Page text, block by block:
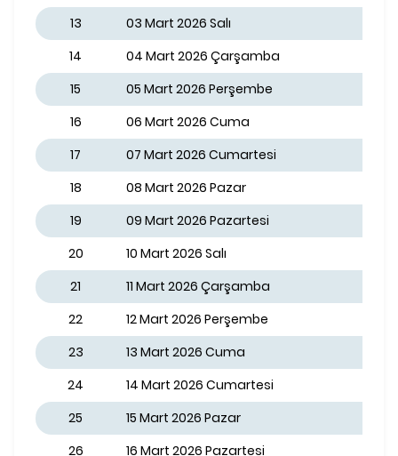
13
03 Mart 2026 Salı
14
04 Mart 2026 Çarşamba
15
05 Mart 2026 Perşembe
16
06 Mart 2026 Cuma
17
07 Mart 2026 Cumartesi
18
08 Mart 2026 Pazar
19
09 Mart 2026 Pazartesi
20
10 Mart 2026 Salı
21
11 Mart 2026 Çarşamba
22
12 Mart 2026 Perşembe
23
13 Mart 2026 Cuma
24
14 Mart 2026 Cumartesi
25
15 Mart 2026 Pazar
26
16 Mart 2026 Pazartesi